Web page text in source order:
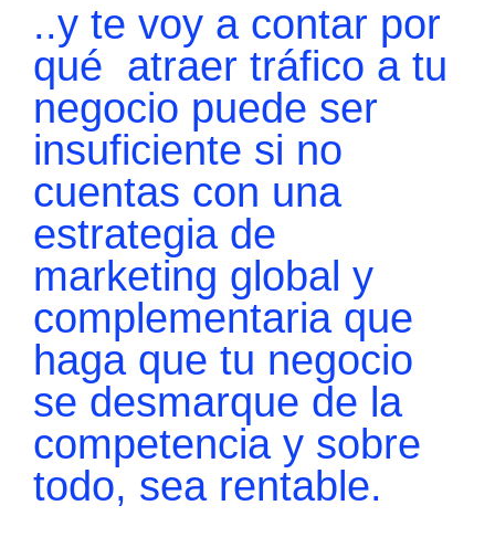
..y te voy a contar por
qué atraer tráfico a tu
negocio puede ser
insuficiente si no
cuentas con una
estrategia de
marketing global y
complementaria que
haga que tu negocio
se desmarque de la
competencia y sobre
todo, sea rentable.